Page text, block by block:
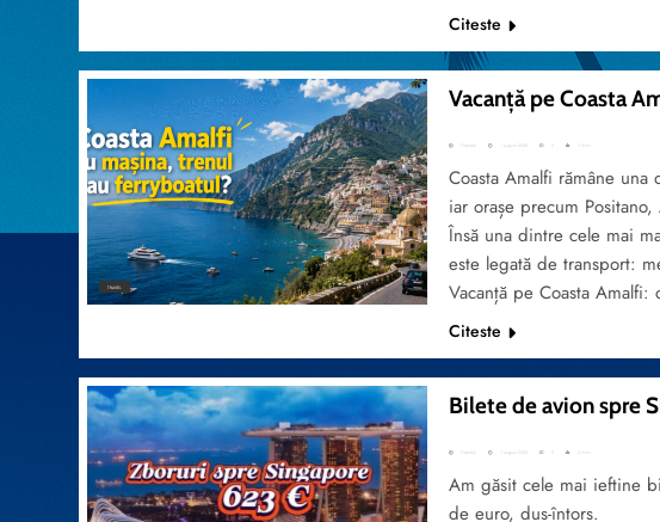
Citeste
TRAVEL
Vacanță pe Coasta
TripVola
Coasta Amalfi rămâne
iar orașe precum
Însă una dintre cele mai
este legată de transport:
Vacanță pe Coasta
Citeste
Bilete de avion spre
TripVola
Am găsit cele mai ieftine
de euro, dus-întors.